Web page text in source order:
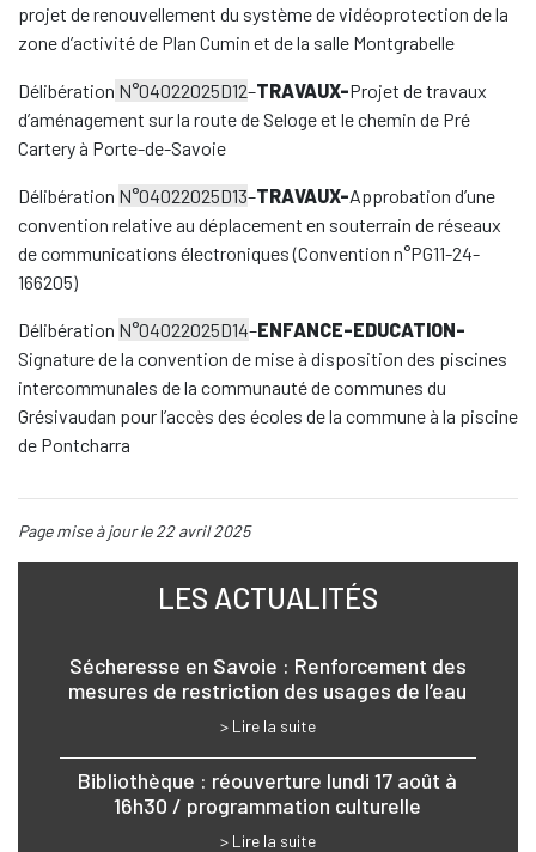
projet de renouvellement du système de vidéoprotection de la
zone d’activité de Plan Cumin et de la salle Montgrabelle
Délibération N°04022025D12–TRAVAUX-Projet de travaux
d’aménagement sur la route de Seloge et le chemin de Pré
Cartery à Porte-de-Savoie
Délibération N°04022025D13–TRAVAUX-Approbation d’une
convention relative au déplacement en souterrain de réseaux
de communications électroniques (Convention n°PG11-24-
166205)
Délibération N°04022025D14–ENFANCE-EDUCATION-
Signature de la convention de mise à disposition des piscines
intercommunales de la communauté de communes du
Grésivaudan pour l’accès des écoles de la commune à la piscine
de Pontcharra
Page mise à jour le 22 avril 2025
LES ACTUALITÉS
Sécheresse en Savoie : Renforcement des
mesures de restriction des usages de l’eau
> Lire la suite
Bibliothèque : réouverture lundi 17 août à
16h30 / programmation culturelle
> Lire la suite